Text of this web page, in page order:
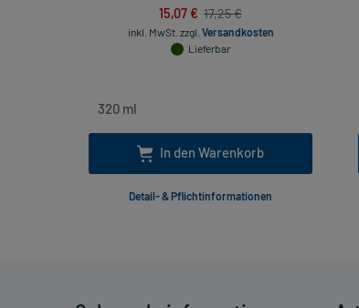
15,07 € 17,25 €
inkl. MwSt. zzgl. Versandkosten
Lieferbar
In den Warenkorb
Detail- & Pflichtinformationen